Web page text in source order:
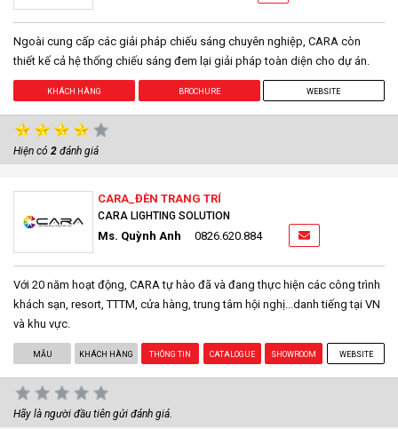
Ngoài cung cấp các giải pháp chiếu sáng chuyên nghiệp, CARA còn
thiết kế cả hệ thống chiếu sáng đem lại giải pháp toàn diện cho dự án.
KHÁCH HÀNG BROCHURE WEBSITE
Hiện có 2 đánh giá
CARA_ĐÈN TRANG TRÍ
CARA LIGHTING SOLUTION
Ms. Quỳnh Anh 0826.620.884
Với 20 năm hoạt động, CARA tự hào đã và đang thực hiện các công trình
khách sạn, resort, TTTM, cửa hàng, trung tâm hội nghị...danh tiếng tại VN
và khu vực.
MẪU KHÁCH HÀNG THÔNG TIN CATALOGUE SHOWROOM WEBSITE
Hãy là người đầu tiên gửi đánh giá.